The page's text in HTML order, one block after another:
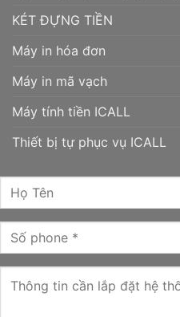
KÉT ĐỰNG TIỀN
Máy in hóa đơn
Máy in mã vạch
Máy tính tiền ICALL
Thiết bị tự phục vụ ICALL